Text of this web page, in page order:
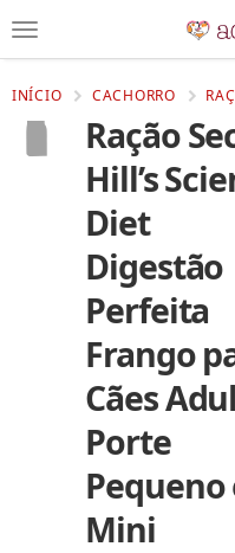
INÍCIO CACHORRO
Ração
Hill’s
Diet
Digestão
Perfeita
Frango
Cães
Porte
Pequeno
Mini